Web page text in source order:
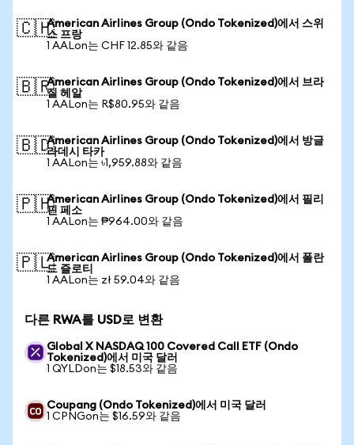
🇨🇭American Airlines Group (Ondo Tokenized)에서 스위
스 프랑
1 AALon는 CHF 12.85와 같음
🇧🇷American Airlines Group (Ondo Tokenized)에서 브라
질 헤알
1 AALon는 R$80.95와 같음
🇧🇩American Airlines Group (Ondo Tokenized)에서 방글
라데시 타카
1 AALon는 ৳1,959.88와 같음
🇵🇭American Airlines Group (Ondo Tokenized)에서 필리
핀 페소
1 AALon는 ₱964.00와 같음
🇵🇱American Airlines Group (Ondo Tokenized)에서 폴란
드 즐로티
1 AALon는 zł 59.04와 같음
다른 RWA를 USD로 변환
Global X NASDAQ 100 Covered Call ETF (Ondo
Tokenized)에서 미국 달러
1 QYLDon는 $18.53와 같음
Coupang (Ondo Tokenized)에서 미국 달러
1 CPNGon는 $16.59와 같음